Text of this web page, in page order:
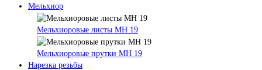
Мельхиор
Мельхиоровые листы МН 19
Мельхиоровые прутки МН 19
Нарезка резьбы